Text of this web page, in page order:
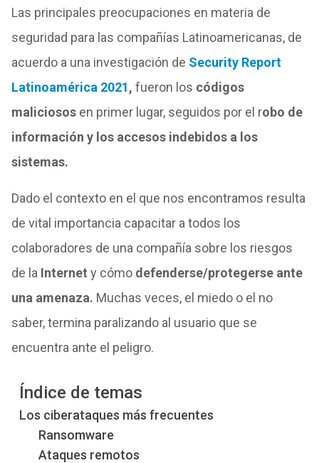
Las principales preocupaciones en materia de
seguridad para las compañías Latinoamericanas, de
acuerdo a una investigación de Security Report
Latinoamérica 2021, fueron los códigos
maliciosos en primer lugar, seguidos por el robo de
información y los accesos indebidos a los
sistemas.
Dado el contexto en el que nos encontramos resulta
de vital importancia capacitar a todos los
colaboradores de una compañía sobre los riesgos
de la Internet y cómo defenderse/protegerse ante
una amenaza. Muchas veces, el miedo o el no
saber, termina paralizando al usuario que se
encuentra ante el peligro.
Índice de temas
Los ciberataques más frecuentes
Ransomware
Ataques remotos